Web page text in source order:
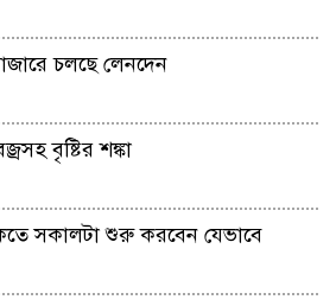
চলছে লেনদেন
বৃষ্টির শঙ্কা
সকালটা শুরু করবেন যেভাবে